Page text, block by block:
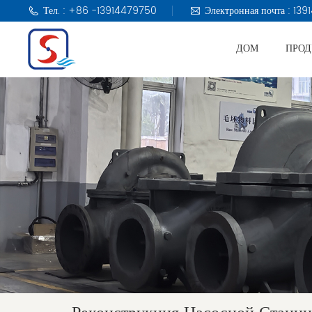
Тел. : +86 -13914479750 Электронная почта :
ДОМ